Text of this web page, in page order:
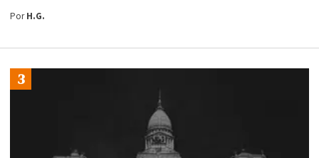
PorH.G.